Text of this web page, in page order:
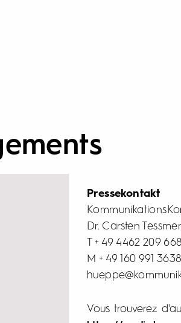
Pressekontakt
Dr. Carsten Tessmer
T + 49 4462 209
M + 49 160 991
Vous trouverez